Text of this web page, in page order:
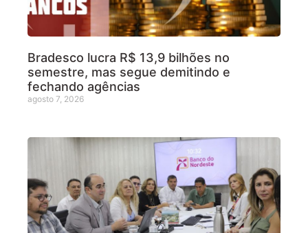
Bradesco lucra R$ 13,9 bilhões no
semestre, mas segue demitindo e
fechando agências
agosto 7, 2026